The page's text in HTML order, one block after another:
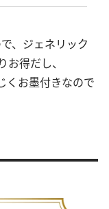
、ジェネリック
得だし、
くお墨付きなので